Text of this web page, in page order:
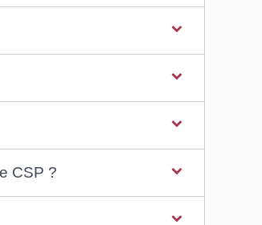
CSP ?